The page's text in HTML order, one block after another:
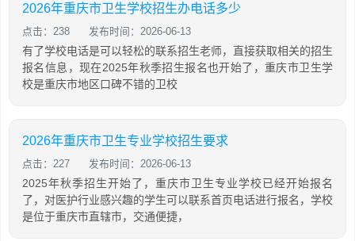
2026年重庆市卫生学校招生办电话多少
点击：238 发布时间：2026-06-13
有了学校电话是可以轻松的联系招生老师，直接获取相关的招生
报名信息，现在2025年秋季招生报名也开始了，重庆市卫生学
校是重庆市地区口碑不错的卫校
2026年重庆市卫生专业学校招生要求
点击：227 发布时间：2026-06-13
2025年秋季招生开始了，重庆市卫生专业学校已经开始报名
了，对医护行业感兴趣的学生可以联系首页电话进行报名，学校
是位于重庆市直辖市，交通便捷，